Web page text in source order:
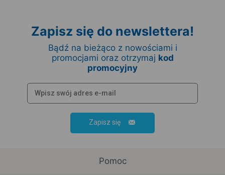
Zapisz się do newslettera!
Bądź na bieżąco z nowościami i
promocjami oraz otrzymaj kod
promocyjny
Zapisz się
Pomoc